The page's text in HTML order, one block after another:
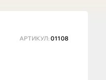
АРТИКУЛ: 01108